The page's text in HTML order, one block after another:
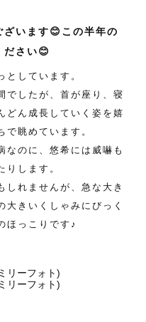
います😊この半年の
ださい😊
としています。
でしたが、首が座り、寝
どん成長していく姿を嬉
で眺めています。
なのに、悠希には威嚇も
りします。
しれませんが、急な大き
大きいくしゃみにびっく
ほっこりです♪